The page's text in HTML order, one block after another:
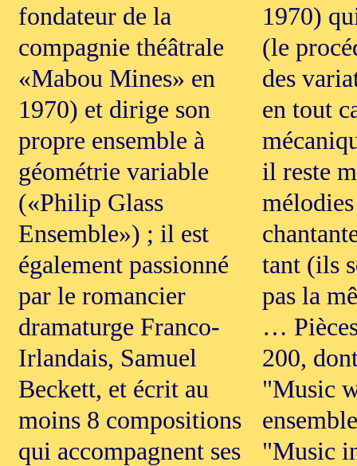
fondateur de la
compagnie théâtrale
«Mabou Mines» en
1970) et dirige son
propre ensemble à
géométrie variable
(«Philip Glass
Ensemble») ; il est
également passionné
par le romancier
dramaturge Franco-
Irlandais, Samuel
Beckett, et écrit au
moins 8 compositions
qui accompagnent ses
1970)
(le
des
en tout
il reste
tant (ils
pas la
…
200,
"Music
"Music